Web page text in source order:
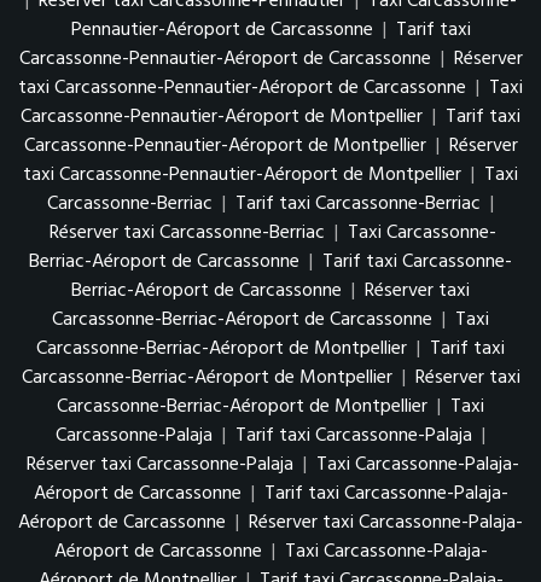
Pennautier-Aéroport de Carcassonne | Tarif taxi
Carcassonne-Pennautier-Aéroport de Carcassonne | Réserver
taxi Carcassonne-Pennautier-Aéroport de Carcassonne | Taxi
Carcassonne-Pennautier-Aéroport de Montpellier | Tarif taxi
Carcassonne-Pennautier-Aéroport de Montpellier | Réserver
taxi Carcassonne-Pennautier-Aéroport de Montpellier | Taxi
Carcassonne-Berriac | Tarif taxi Carcassonne-Berriac |
Réserver taxi Carcassonne-Berriac | Taxi Carcassonne-
Berriac-Aéroport de Carcassonne | Tarif taxi Carcassonne-
Berriac-Aéroport de Carcassonne | Réserver taxi
Carcassonne-Berriac-Aéroport de Carcassonne | Taxi
Carcassonne-Berriac-Aéroport de Montpellier | Tarif taxi
Carcassonne-Berriac-Aéroport de Montpellier | Réserver taxi
Carcassonne-Berriac-Aéroport de Montpellier | Taxi
Carcassonne-Palaja | Tarif taxi Carcassonne-Palaja |
Réserver taxi Carcassonne-Palaja | Taxi Carcassonne-Palaja-
Aéroport de Carcassonne | Tarif taxi Carcassonne-Palaja-
Aéroport de Carcassonne | Réserver taxi Carcassonne-Palaja-
Aéroport de Carcassonne | Taxi Carcassonne-Palaja-